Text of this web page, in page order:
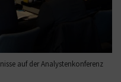
auf der Analystenkonferenz